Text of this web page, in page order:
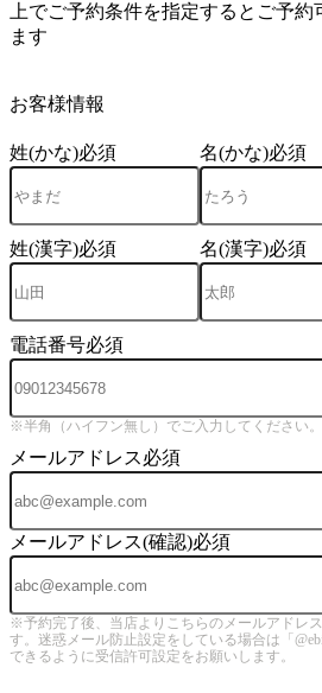
上でご予約条件を指定するとご予
ます
お客様情報
姓(かな)必須 名(かな)必須
姓(漢字)必須 名(漢字)必須
電話番号必須
※半角（ハイフン無し）でご入力してください。
メールアドレス必須
メールアドレス(確認)必須
※予約完了後、当店よりこちらのメールアドレ
す。迷惑メール防止設定をしている場合は「
できるように受信許可設定をお願いします。